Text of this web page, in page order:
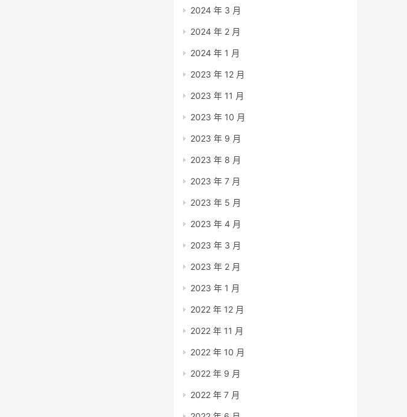
2024 年 3 月
2024 年 2 月
2024 年 1 月
2023 年 12 月
2023 年 11 月
2023 年 10 月
2023 年 9 月
2023 年 8 月
2023 年 7 月
2023 年 5 月
2023 年 4 月
2023 年 3 月
2023 年 2 月
2023 年 1 月
2022 年 12 月
2022 年 11 月
2022 年 10 月
2022 年 9 月
2022 年 7 月